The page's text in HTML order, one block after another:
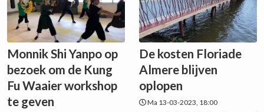
Monnik Shi Yanpo op
bezoek om de Kung
Fu Waaier workshop
te geven
De kosten Floriade
Almere blijven
oplopen
Ma 13-03-2023, 18:00